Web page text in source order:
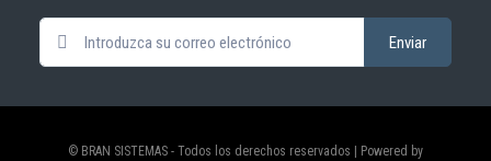
© BRAN SISTEMAS - Todos los derechos reservados | Powered by